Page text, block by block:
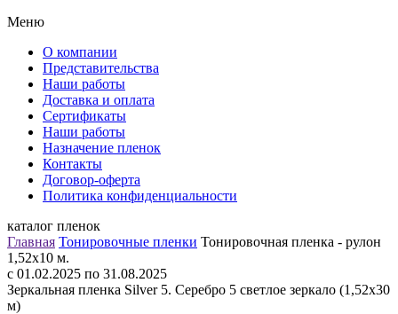
Меню
О компании
Представительства
Наши работы
Доставка и оплата
Сертификаты
Наши работы
Назначение пленок
Контакты
Договор-оферта
Политика конфиденциальности
каталог пленок
Главная Тонировочные пленки Тонировочная пленка - рулон
1,52х10 м.
c 01.02.2025 по 31.08.2025
Зеркальная пленка Silver 5. Серебро 5 светлое зеркало (1,52х30
м)